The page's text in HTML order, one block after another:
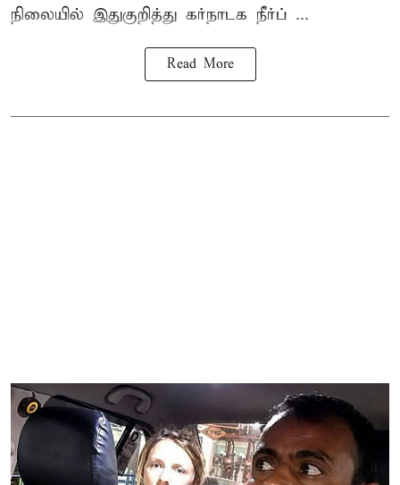
நிலையில் இதுகுறித்து கர்நாடக நீர்ப் ...
Read More